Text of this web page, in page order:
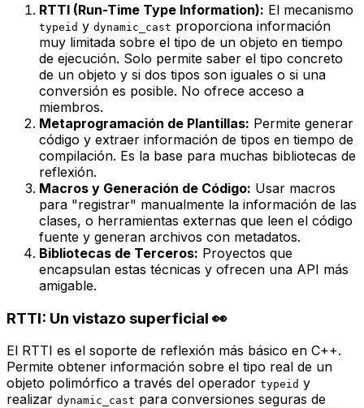
RTTI (Run-Time Type Information): El mecanismo
typeid y dynamic_cast proporciona información
muy limitada sobre el tipo de un objeto en tiempo
de ejecución. Solo permite saber el tipo concreto
de un objeto y si dos tipos son iguales o si una
conversión es posible. No ofrece acceso a
miembros.
Metaprogramación de Plantillas: Permite generar
código y extraer información de tipos en tiempo de
compilación. Es la base para muchas bibliotecas de
reflexión.
Macros y Generación de Código: Usar macros
para "registrar" manualmente la información de las
clases, o herramientas externas que leen el código
fuente y generan archivos con metadatos.
Bibliotecas de Terceros: Proyectos que
encapsulan estas técnicas y ofrecen una API más
amigable.
RTTI: Un vistazo superficial 👀
El RTTI es el soporte de reflexión más básico en C++.
Permite obtener información sobre el tipo real de un
objeto polimórfico a través del operador typeid y
realizar dynamic_cast para conversiones seguras de